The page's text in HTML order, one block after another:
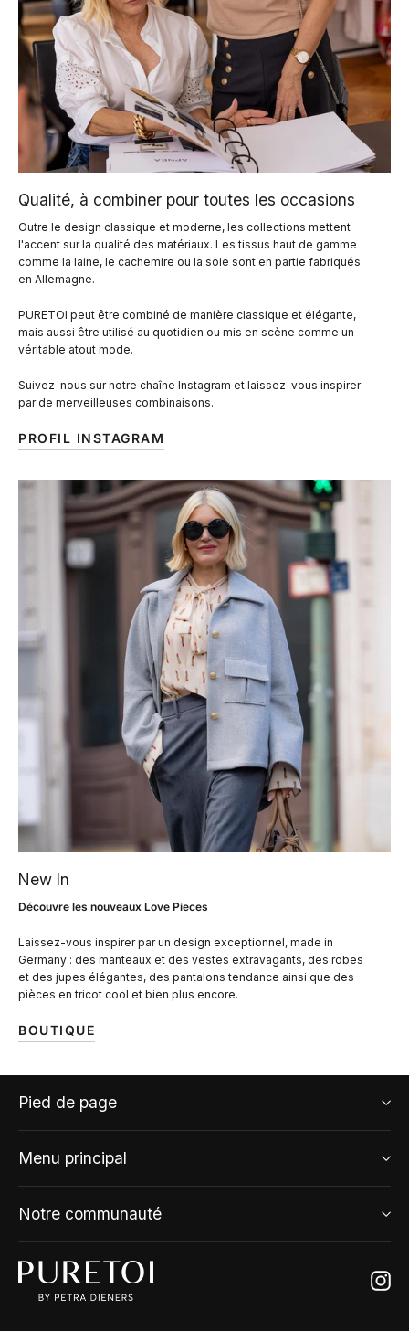
Qualité, à combiner pour toutes les occasions
Outre le design classique et moderne, les collections mettent
l'accent sur la qualité des matériaux. Les tissus haut de gamme
comme la laine, le cachemire ou la soie sont en partie fabriqués
en Allemagne.
PURETOI peut être combiné de manière classique et élégante,
mais aussi être utilisé au quotidien ou mis en scène comme un
véritable atout mode.
Suivez-nous sur notre chaîne Instagram et laissez-vous inspirer
par de merveilleuses combinaisons.
PROFIL INSTAGRAM
New In
Découvre les nouveaux Love Pieces
Laissez-vous inspirer par un design exceptionnel, made in
Germany : des manteaux et des vestes extravagants, des robes
et des jupes élégantes, des pantalons tendance ainsi que des
pièces en tricot cool et bien plus encore.
BOUTIQUE
Pied de page
Menu principal
Notre communauté